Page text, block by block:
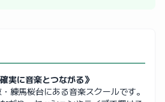
実に音楽とつながる》
練馬桜台にある音楽スクールです。